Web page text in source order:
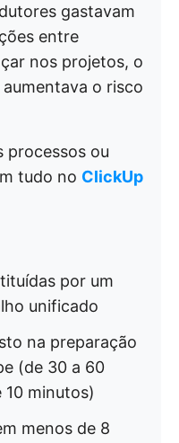
gastavam
entre
nos projetos, o
o risco
processos ou
tudo no ClickUp
por um
unificado
na preparação
(de 30 a 60
minutos)
menos de 8